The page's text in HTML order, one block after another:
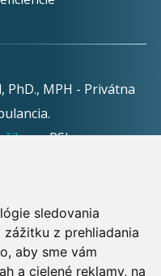
sledovania
zážitku z prehliadania
aby sme vám
a cielené reklamy, na
PhD., MPH - Privátna
pre RSbros.
osobných údajov v
cookies.